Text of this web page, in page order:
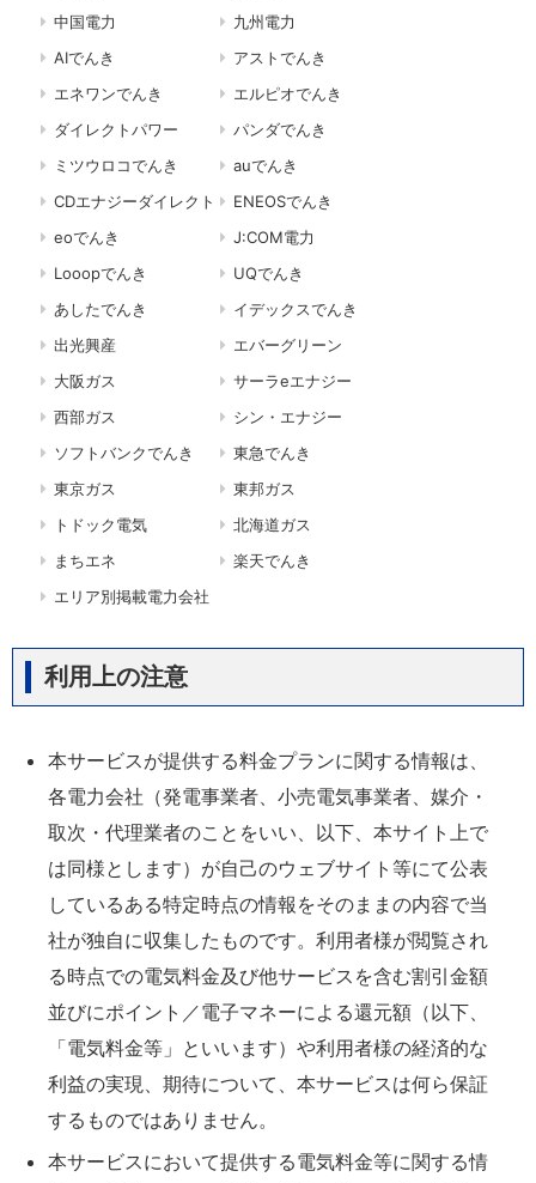
中国電力
九州電力
AIでんき
アストでんき
エネワンでんき
エルピオでんき
ダイレクトパワー
パンダでんき
ミツウロコでんき
auでんき
CDエナジーダイレクト
ENEOSでんき
eoでんき
J:COM電力
Looopでんき
UQでんき
あしたでんき
イデックスでんき
出光興産
エバーグリーン
大阪ガス
サーラeエナジー
西部ガス
シン・エナジー
ソフトバンクでんき
東急でんき
東京ガス
東邦ガス
トドック電気
北海道ガス
まちエネ
楽天でんき
エリア別掲載電力会社
利用上の注意
本サービスが提供する料金プランに関する情報は、
各電力会社（発電事業者、小売電気事業者、媒介・
取次・代理業者のことをいい、以下、本サイト上で
は同様とします）が自己のウェブサイト等にて公表
しているある特定時点の情報をそのままの内容で当
社が独自に収集したものです。利用者様が閲覧され
る時点での電気料金及び他サービスを含む割引金額
並びにポイント／電子マネーによる還元額（以下、
「電気料金等」といいます）や利用者様の経済的な
利益の実現、期待について、本サービスは何ら保証
するものではありません。
本サービスにおいて提供する電気料金等に関する情